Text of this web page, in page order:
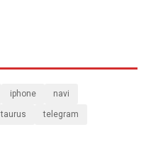
iphone navi
taurus telegram